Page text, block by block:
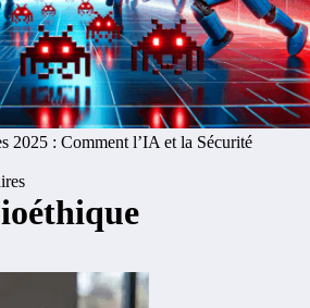
2025 : Comment l’IA et la Sécurité